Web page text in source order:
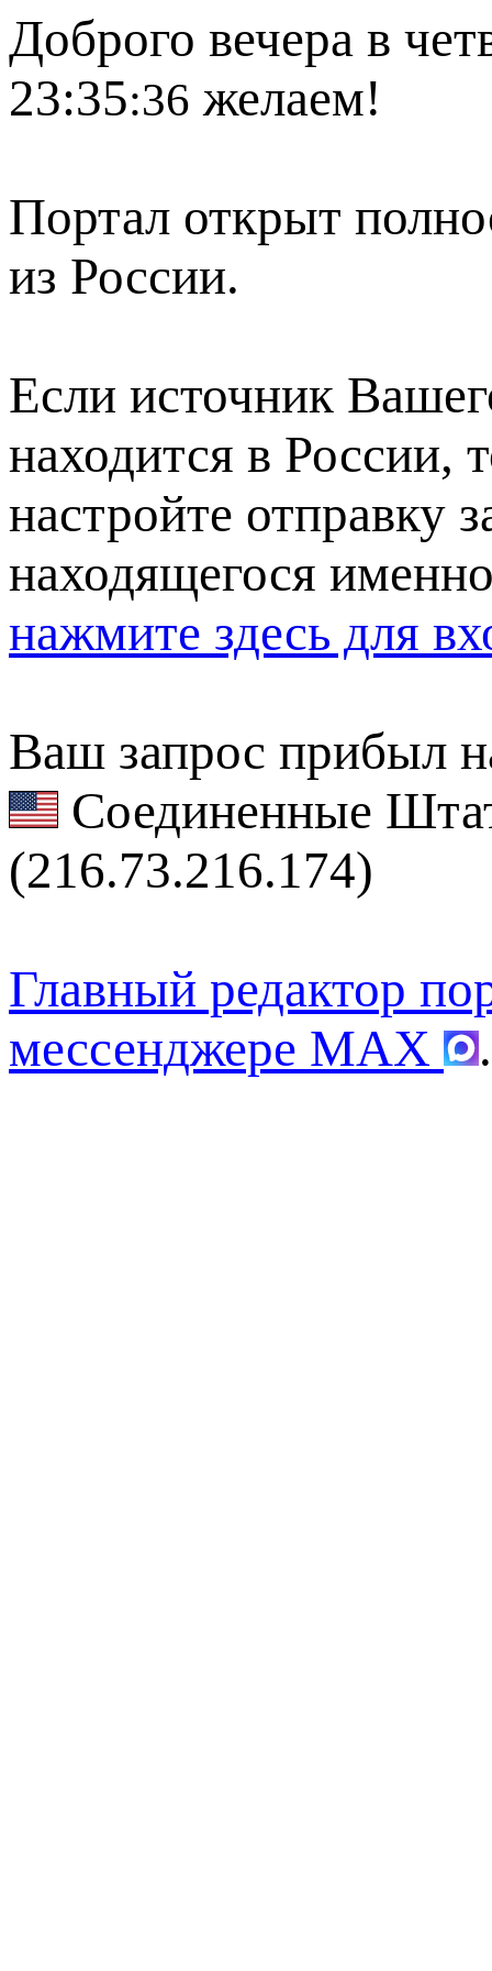
Доброго вечера в
23:35:36 желаем!
Портал открыт
из России.
Если источник
находится в России,
настройте отправку
находящегося
нажмите здесь для
Ваш запрос прибыл
Соединенные
(216.73.216.174)
Главный редактор
мессенджере MAX
.